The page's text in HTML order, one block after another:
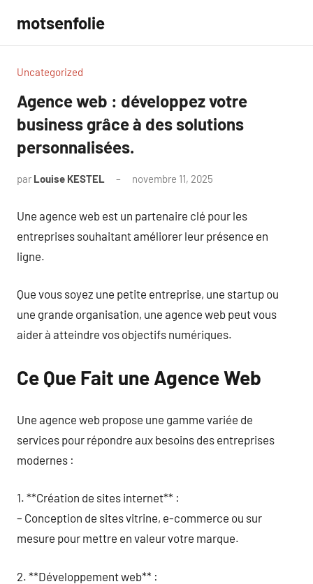
contenu
motsenfolie
Uncategorized
Agence web : développez votre
business grâce à des solutions
personnalisées.
par Louise KESTEL novembre 11, 2025
Une agence web est un partenaire clé pour les
entreprises souhaitant améliorer leur présence en
ligne.
Que vous soyez une petite entreprise, une startup ou
une grande organisation, une agence web peut vous
aider à atteindre vos objectifs numériques.
Ce Que Fait une Agence Web
Une agence web propose une gamme variée de
services pour répondre aux besoins des entreprises
modernes :
1. **Création de sites internet** :
– Conception de sites vitrine, e-commerce ou sur
mesure pour mettre en valeur votre marque.
2. **Développement web** :